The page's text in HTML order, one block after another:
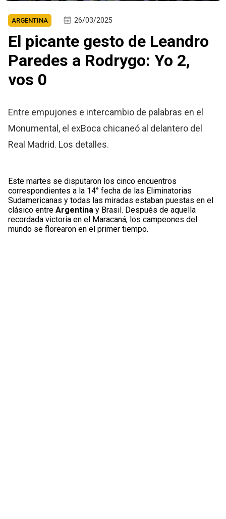
ARGENTINA 26/03/2025
El picante gesto de Leandro
Paredes a Rodrygo: Yo 2,
vos 0
Entre empujones e intercambio de palabras en el
Monumental, el exBoca chicaneó al delantero del
Real Madrid. Los detalles.
Este martes se disputaron los cinco encuentros
correspondientes a la 14° fecha de las Eliminatorias
Sudamericanas y todas las miradas estaban puestas en el
clásico entre Argentina y Brasil. Después de aquella
recordada victoria en el Maracaná, los campeones del
mundo se florearon en el primer tiempo.